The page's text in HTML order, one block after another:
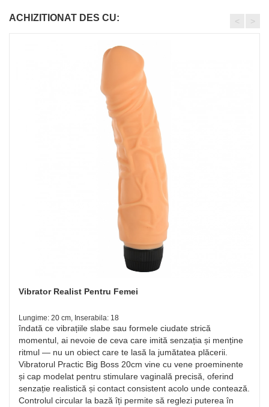
ACHIZITIONAT DES CU:
Vibrator Realist Pentru Femei
Lungime: 20 cm, Inserabila: 18
îndată ce vibrațiile slabe sau formele ciudate strică
momentul, ai nevoie de ceva care imită senzația și menține
ritmul — nu un obiect care te lasă la jumătatea plăcerii.
Vibratorul Practic Big Boss 20cm vine cu vene proeminente
și cap modelat pentru stimulare vaginală precisă, oferind
senzație realistică și contact consistent acolo unde contează.
Controlul circular la bază îți permite să reglezi puterea în
< >